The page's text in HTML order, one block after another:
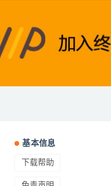
基本信息
下载帮助